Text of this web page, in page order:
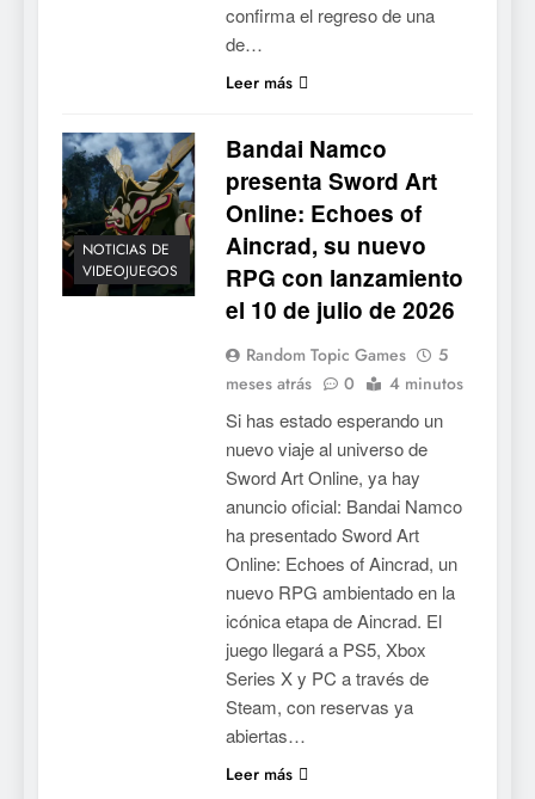
confirma el regreso de una
de…
Leer más
NOTICIAS DE
VIDEOJUEGOS
Bandai Namco
presenta Sword Art
Online: Echoes of
Aincrad, su nuevo
RPG con lanzamiento
el 10 de julio de 2026
Random Topic Games
5
meses atrás
0 4 minutos
Si has estado esperando un
nuevo viaje al universo de
Sword Art Online, ya hay
anuncio oficial: Bandai Namco
ha presentado Sword Art
Online: Echoes of Aincrad, un
nuevo RPG ambientado en la
icónica etapa de Aincrad. El
juego llegará a PS5, Xbox
Series X y PC a través de
Steam, con reservas ya
abiertas…
Leer más